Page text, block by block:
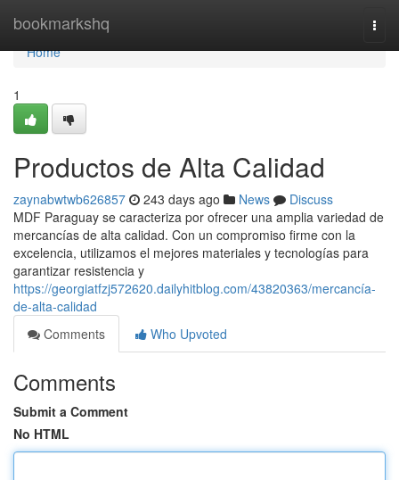
bookmarkshq
Home
Home
1
Productos de Alta Calidad
zaynabwtwb626857 243 days ago News
Discuss
MDF Paraguay se caracteriza por ofrecer una amplia variedad de
mercancías de alta calidad. Con un compromiso firme con la
excelencia, utilizamos el mejores materiales y tecnologías para
garantizar resistencia y
https://georgiatfzj572620.dailyhitblog.com/43820363/mercancía-
de-alta-calidad
Comments
Who Upvoted
Comments
Submit a Comment
No HTML